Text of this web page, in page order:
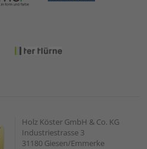
Holz Köster GmbH & Co. KG
Industriestrasse 3
31180 Giesen/Emmerke